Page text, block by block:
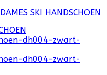
DAMES SKI HANDSCHOEN